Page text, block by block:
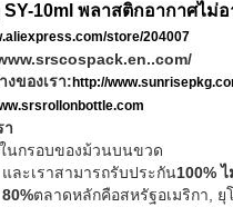
SY-10ml พลาสติกอากาศไ
store/204007
งของเรา: http://
า
ในกรอบของม้วนบนขวด
ละเราสามารถรับประกัน100%
ตลาดหลักคือสหรัฐอเมริกา,